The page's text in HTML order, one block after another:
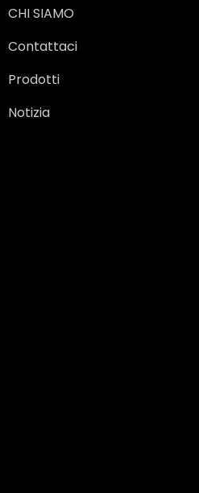
CHI SIAMO
Contattaci
Prodotti
Notizia